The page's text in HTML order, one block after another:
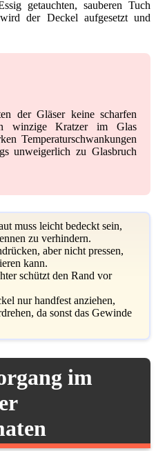
getauchten, sauberen Tuch
der Deckel aufgesetzt und
der Gläser keine scharfen
winzige Kratzer im Glas
Temperaturschwankungen
unweigerlich zu Glasbruch
muss leicht bedeckt sein,
zu verhindern.
aber nicht pressen,
kann.
schützt den Rand vor
nur handfest anziehen,
da sonst das Gewinde
im